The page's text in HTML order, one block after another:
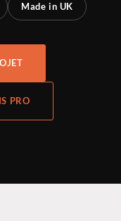
Made in UK
PRO